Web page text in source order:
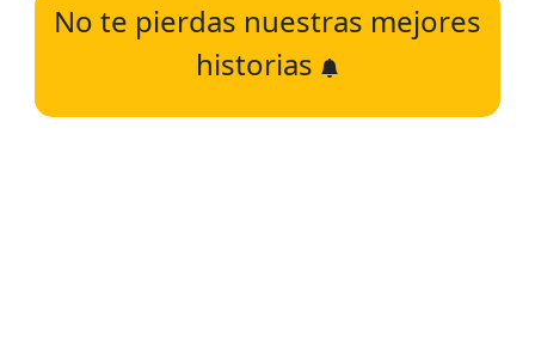
No te pierdas nuestras mejores
historias